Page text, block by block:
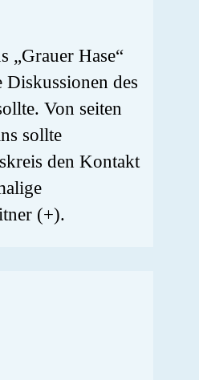
„Grauer Hase“
Diskussionen des
Von seiten
sollte
den Kontakt
(+).